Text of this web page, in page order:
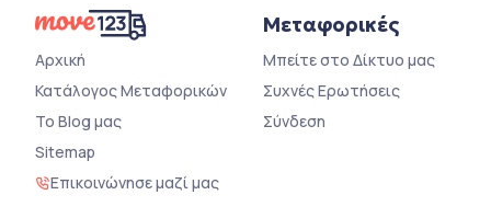
Αρχική
Κατάλογος Μεταφορικών
Το Blog μας
Sitemap
Επικοινώνησε μαζί μας
Μεταφορικές
Μπείτε στο Δίκτυο μας
Συχνές Ερωτήσεις
Σύνδεση